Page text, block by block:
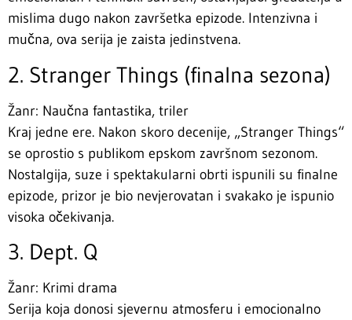
mislima dugo nakon završetka epizode. Intenzivna i
mučna, ova serija je zaista jedinstvena.
2. Stranger Things (finalna sezona)
Žanr: Naučna fantastika, triler
Kraj jedne ere. Nakon skoro decenije, „Stranger Things“
se oprostio s publikom epskom završnom sezonom.
Nostalgija, suze i spektakularni obrti ispunili su finalne
epizode, prizor je bio nevjerovatan i svakako je ispunio
visoka očekivanja.
3. Dept. Q
Žanr: Krimi drama
Serija koja donosi sjevernu atmosferu i emocionalno